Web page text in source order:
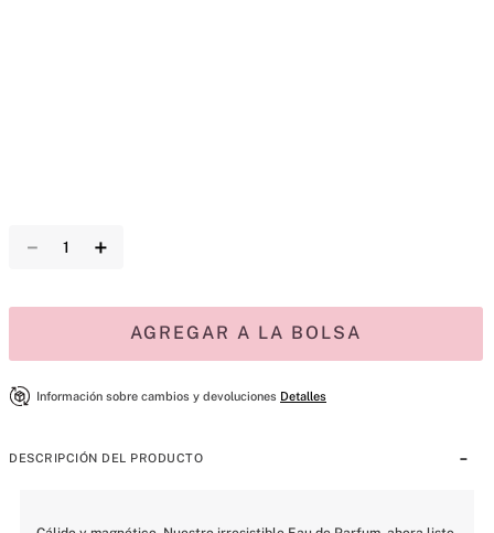
＋
－
AGREGAR A LA BOLSA
Información sobre cambios y devoluciones Detalles
DESCRIPCIÓN DEL PRODUCTO